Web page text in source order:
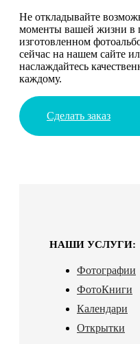
Не откладывайте
моменты вашей жизни в
изготовленном
сейчас на нашем сайте
наслаждайтесь
каждому.
Сделать заказ
НАШИ УСЛУГИ:
Фотографии
ФотоКниги
Календари
Открытки